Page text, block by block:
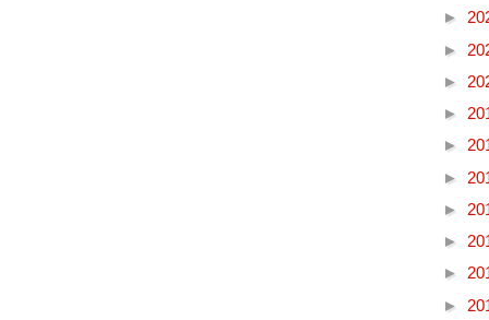
►
►
►
►
►
►
►
►
►
►